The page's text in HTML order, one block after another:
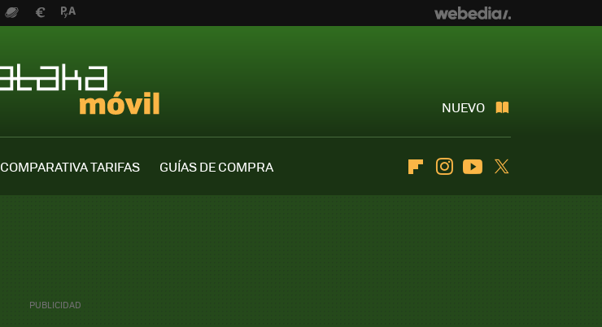
NUEVO
COMPARATIVA TARIFAS
GUÍAS DE COMPRA
FlipboardInstagramYoutube